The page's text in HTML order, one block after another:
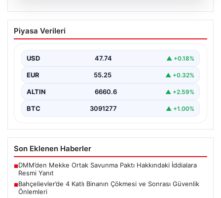
06.08.2026
Bahçelievler’de 4 Katlı Binanın Çökmesi
ve Sonrası Güvenlik Önlemleri
bölge sakinleri ve yetkilileri korkutan anlara sahne oldu.
Piyasa Verileri
USD 47.74 ▲ +0.18%
EUR 55.25 ▲ +0.32%
ALTIN 6660.6 ▲ +2.59%
BTC 3091277 ▲ +1.00%
Son Eklenen Haberler
■DMM’den Mekke Ortak Savunma Paktı Hakkındaki İddialara
Resmi Yanıt
■Bahçelievler’de 4 Katlı Binanın Çökmesi ve Sonrası Güvenlik
Önlemleri